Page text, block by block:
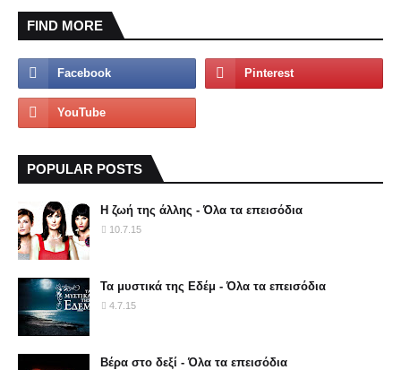
FIND MORE
POPULAR POSTS
Η ζωή της άλλης - Όλα τα επεισόδια
10.7.15
Τα μυστικά της Εδέμ - Όλα τα επεισόδια
4.7.15
Βέρα στο δεξί - Όλα τα επεισόδια